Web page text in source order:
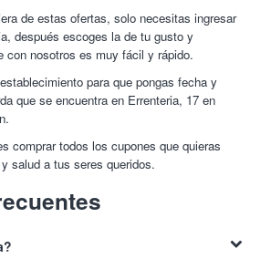
de estas ofertas, solo necesitas ingresar
después escoges la de tu gusto y
con nosotros es muy fácil y rápido.
para que pongas fecha y
que se encuentra en Errenteria, 17 en
comprar todos los cupones que quieras
salud a tus seres queridos.